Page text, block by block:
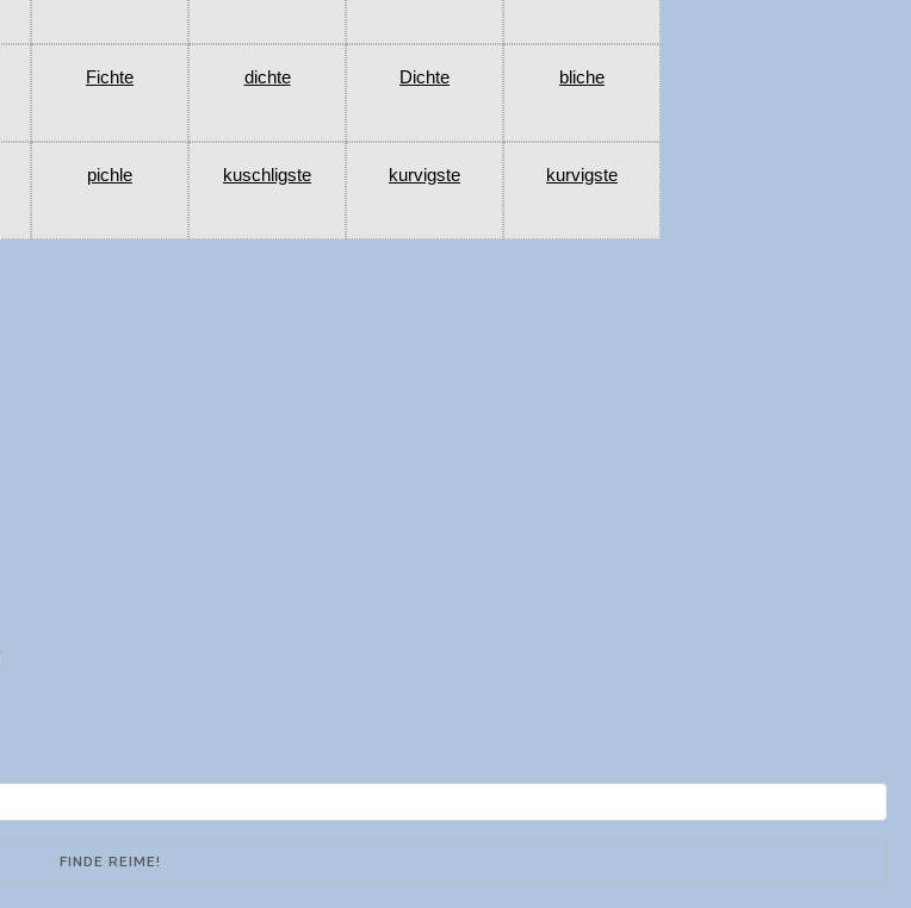
Fichte dichte Dichte bliche
pichle kuschligste kurvigste kurvigste